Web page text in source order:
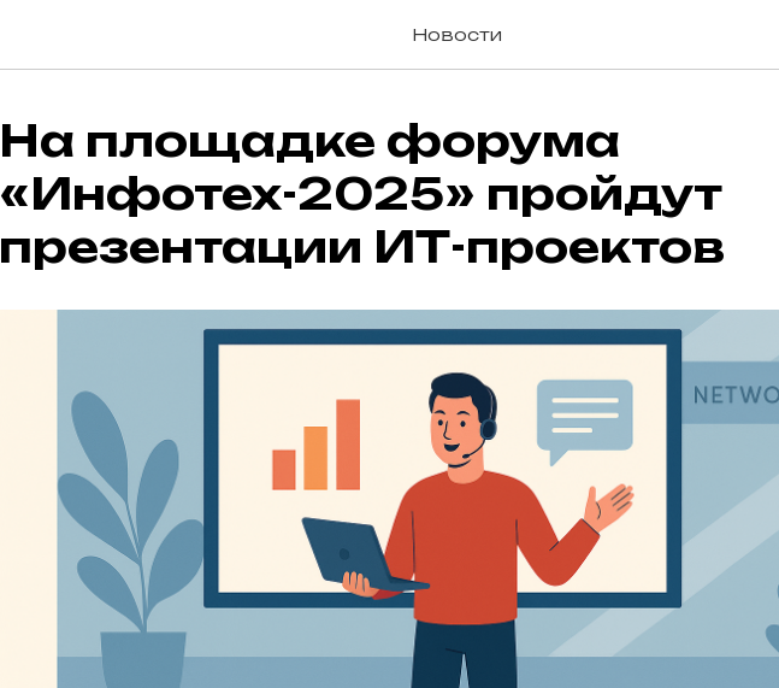
Новости
На площадке форума
«Инфотех-2025» пройдут
презентации ИТ-проектов